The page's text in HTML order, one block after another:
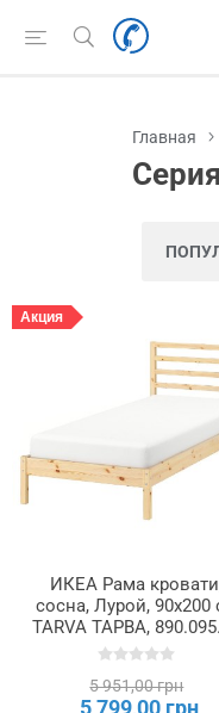
Главная
Акция
ИКЕА Рама
сосна, Лурой, 90x200
TARVA ТАРВА,
5 951,00 грн
5 799,00 грн